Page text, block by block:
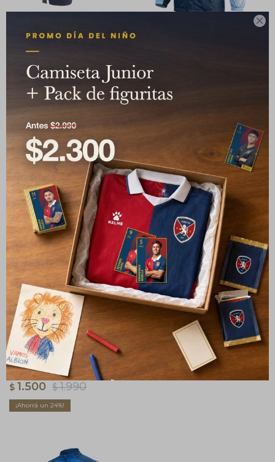

Short C/Bolsillo Albion
1.290
Pantalón C/Bolsillo Albion FC
$ 1.500 $ 1.990
24